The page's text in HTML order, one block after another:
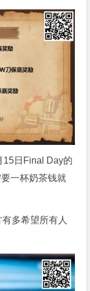
15日Final Day的
一杯奶茶钱就
多希望所有人